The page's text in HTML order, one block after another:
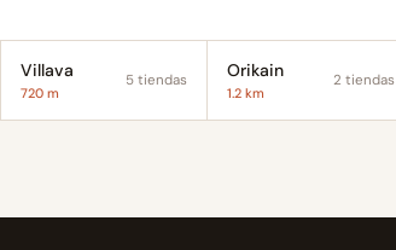
Villava
720 m
5 tiendas Orikain
1.2 km
2 tiendas